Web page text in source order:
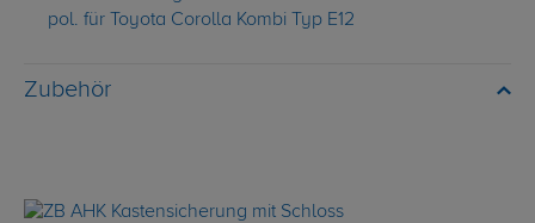
pol. für Toyota Corolla Kombi Typ E12
Zubehör